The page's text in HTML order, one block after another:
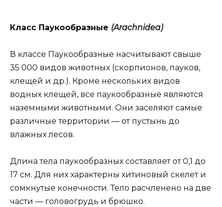
Класс Паукообразные (Arachnidea)
В классе Паукообразные насчитывают свыше
35 000 видов животных (скорпионов, пауков,
клещей и др.). Кроме нескольких видов
водных клещей, все паукообразные являются
наземными животными. Они заселяют самые
различные территории — от пустынь до
влажных лесов.
Длина тела паукообразных составляет от 0,1 до
17 см. Для них характерны хитиновый скелет и
сомкнутые конечности. Тело расчленено на две
части — головогрудь и брюшко.